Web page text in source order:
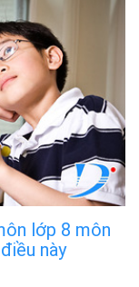
lớp 8 môn
này